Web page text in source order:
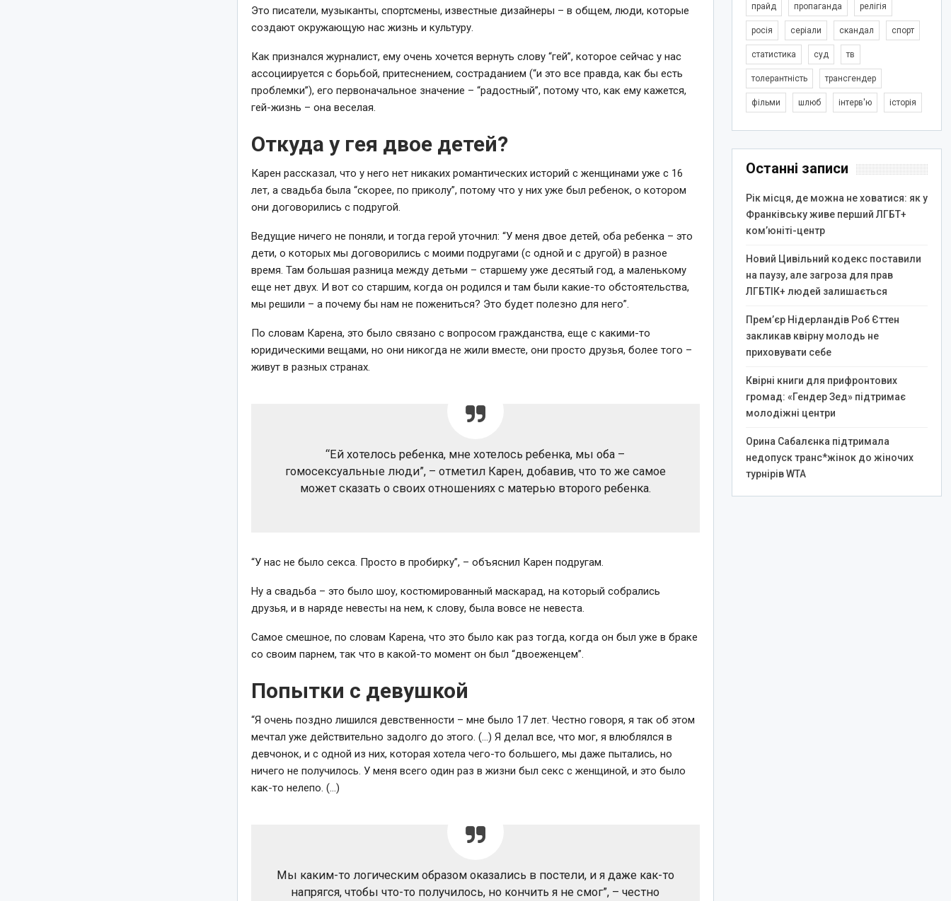
Это писатели, музыканты, спортсмены, известные дизайнеры – в общем, люди, которые
создают окружающую нас жизнь и культуру.
Как признался журналист, ему очень хочется вернуть слову “гей”, которое сейчас у нас
ассоциируется с борьбой, притеснением, состраданием (“и это все правда, как бы есть
проблемки”), его первоначальное значение – “радостный”, потому что, как ему кажется,
гей-жизнь – она веселая.
Откуда у гея двое детей?
Карен рассказал, что у него нет никаких романтических историй с женщинами уже с 16
лет, а свадьба была “скорее, по приколу”, потому что у них уже был ребенок, о котором
они договорились с подругой.
Ведущие ничего не поняли, и тогда герой уточнил: “У меня двое детей, оба ребенка – это
дети, о которых мы договорились с моими подругами (с одной и с другой) в разное
время. Там большая разница между детьми – старшему уже десятый год, а маленькому
еще нет двух. И вот со старшим, когда он родился и там были какие-то обстоятельства,
мы решили – а почему бы нам не пожениться? Это будет полезно для него”.
По словам Карена, это было связано с вопросом гражданства, еще с какими-то
юридическими вещами, но они никогда не жили вместе, они просто друзья, более того –
живут в разных странах.
“Ей хотелось ребенка, мне хотелось ребенка, мы оба –
гомосексуальные люди”, – отметил Карен, добавив, что то же самое
может сказать о своих отношениях с матерью второго ребенка.
“У нас не было секса. Просто в пробирку”, – объяснил Карен подругам.
Ну а свадьба – это было шоу, костюмированный маскарад, на который собрались
друзья, и в наряде невесты на нем, к слову, была вовсе не невеста.
Самое смешное, по словам Карена, что это было как раз тогда, когда он был уже в браке
со своим парнем, так что в какой-то момент он был “двоеженцем”.
Попытки с девушкой
“Я очень поздно лишился девственности – мне было 17 лет. Честно говоря, я так об этом
мечтал уже действительно задолго до этого. (…) Я делал все, что мог, я влюблялся в
девчонок, и с одной из них, которая хотела чего-то большего, мы даже пытались, но
ничего не получилось. У меня всего один раз в жизни был секс с женщиной, и это было
как-то нелепо. (…)
Мы каким-то логическим образом оказались в постели, и я даже как-то
напрягся, чтобы что-то получилось, но кончить я не смог”, – честно
прайд пропаганда релігія
росія серіали скандал спорт
статистика суд тв
толерантність трансгендер
фільми шлюб інтерв'ю історія
Останні записи
Рік місця, де можна не ховатися: як у
Франківську живе перший ЛГБТ+
ком’юніті-центр
Новий Цивільний кодекс поставили
на паузу, але загроза для прав
ЛГБТІК+ людей залишається
Прем’єр Нідерландів Роб Єттен
закликав квірну молодь не
приховувати себе
Квірні книги для прифронтових
громад: «Гендер Зед» підтримає
молодіжні центри
Орина Сабалєнка підтримала
недопуск транс*жінок до жіночих
турнірів WTA